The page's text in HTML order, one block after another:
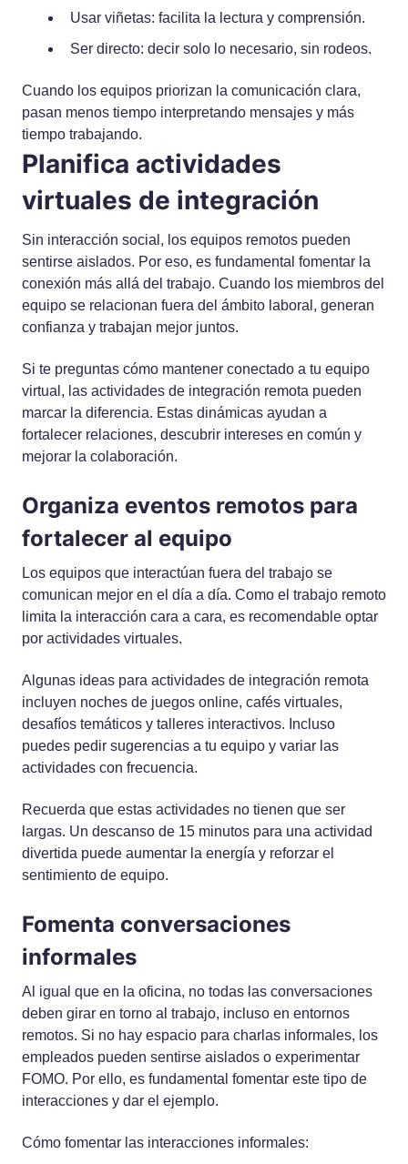
Usar viñetas: facilita la lectura y comprensión.
Ser directo: decir solo lo necesario, sin rodeos.
Cuando los equipos priorizan la comunicación clara,
pasan menos tiempo interpretando mensajes y más
tiempo trabajando.
Planifica actividades
virtuales de integración
Sin interacción social, los equipos remotos pueden
sentirse aislados. Por eso, es fundamental fomentar la
conexión más allá del trabajo. Cuando los miembros del
equipo se relacionan fuera del ámbito laboral, generan
confianza y trabajan mejor juntos.
Si te preguntas cómo mantener conectado a tu equipo
virtual, las actividades de integración remota pueden
marcar la diferencia. Estas dinámicas ayudan a
fortalecer relaciones, descubrir intereses en común y
mejorar la colaboración.
Organiza eventos remotos para
fortalecer al equipo
Los equipos que interactúan fuera del trabajo se
comunican mejor en el día a día. Como el trabajo remoto
limita la interacción cara a cara, es recomendable optar
por actividades virtuales.
Algunas ideas para actividades de integración remota
incluyen noches de juegos online, cafés virtuales,
desafíos temáticos y talleres interactivos. Incluso
puedes pedir sugerencias a tu equipo y variar las
actividades con frecuencia.
Recuerda que estas actividades no tienen que ser
largas. Un descanso de 15 minutos para una actividad
divertida puede aumentar la energía y reforzar el
sentimiento de equipo.
Fomenta conversaciones
informales
Al igual que en la oficina, no todas las conversaciones
deben girar en torno al trabajo, incluso en entornos
remotos. Si no hay espacio para charlas informales, los
empleados pueden sentirse aislados o experimentar
FOMO. Por ello, es fundamental fomentar este tipo de
interacciones y dar el ejemplo.
Cómo fomentar las interacciones informales: